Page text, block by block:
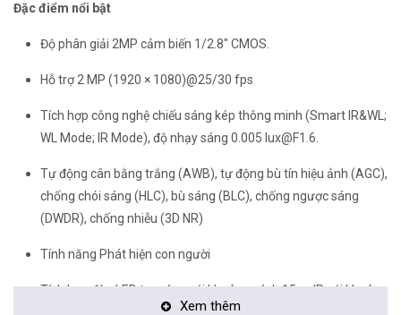
Đặc điểm nổi bật
Độ phân giải 2MP cảm biến 1/2.8″ CMOS.
Hỗ trợ 2 MP (1920 × 1080)@25/30 fps
Tích hợp công nghệ chiếu sáng kép thông minh (Smart IR&WL;
WL Mode; IR Mode), độ nhạy sáng 0.005 lux@F1.6.
Tự động cân bằng trắng (AWB), tự động bù tín hiệu ảnh (AGC),
chống chói sáng (HLC), bù sáng (BLC), chống ngược sáng
(DWDR), chống nhiễu (3D NR)
Tính năng Phát hiện con người
Tích hợp đèn LED trợ sáng với khoảng cách 15m, IR với khoảng
Xem thêm